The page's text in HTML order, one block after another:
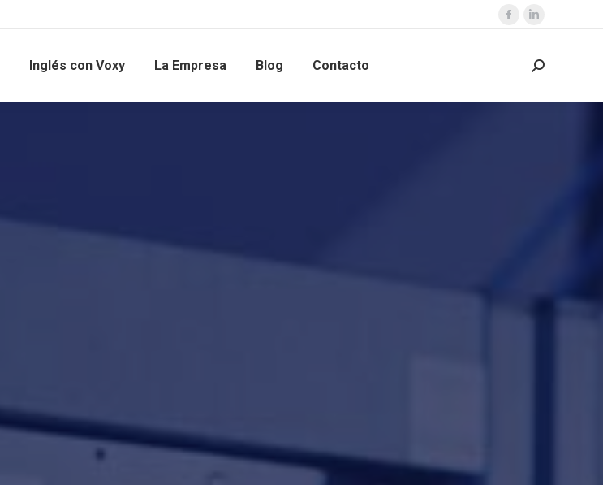
Inglés con Voxy La Empresa Blog Contacto